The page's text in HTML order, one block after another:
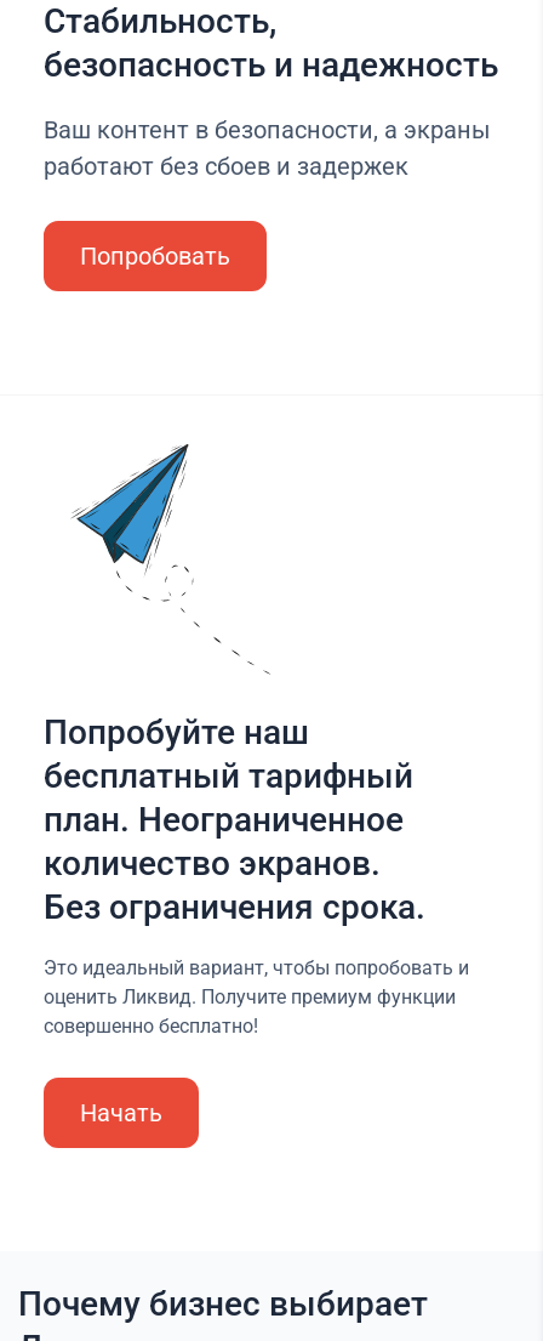
Стабильность,
безопасность и надежность
Ваш контент в безопасности, а экраны
работают без сбоев и задержек
Попробовать
Попробуйте наш
бесплатный тарифный
план. Неограниченное
количество экранов.
Без ограничения срока.
Это идеальный вариант, чтобы попробовать и
оценить Ликвид. Получите премиум функции
совершенно бесплатно!
Начать
Почему бизнес выбирает